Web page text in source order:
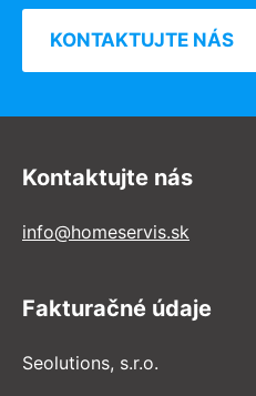
KONTAKTUJTE NÁS
Kontaktujte nás
info@homeservis.sk
Fakturačné údaje
Seolutions, s.r.o.